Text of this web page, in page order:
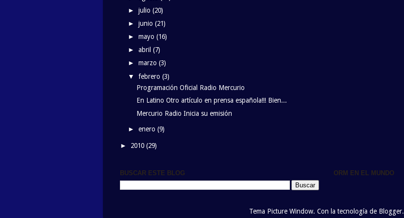
►julio(20)
►junio(21)
►mayo(16)
►abril(7)
►marzo(3)
▼febrero(3)
Programación Oficial Radio Mercurio
En Latino Otro artículo en prensa española!!! Bien...
Mercurio Radio Inicia su emisión
►enero(9)
► 2010 (29)
BUSCAR ESTE BLOG ORM EN EL MUNDO
Tema Picture Window. Con la tecnología de Blogger.